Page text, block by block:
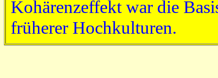
Kohärenzeffekt war die
früherer Hochkulturen.